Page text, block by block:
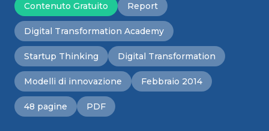
Contenuto Gratuito Report
Digital Transformation Academy
Startup Thinking Digital Transformation
Modelli di innovazione Febbraio 2014
48 pagine PDF